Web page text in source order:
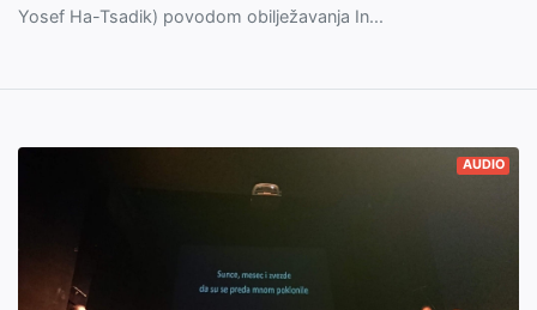
Yosef Ha-Tsadik) povodom obilježavanja In...
AUDIO